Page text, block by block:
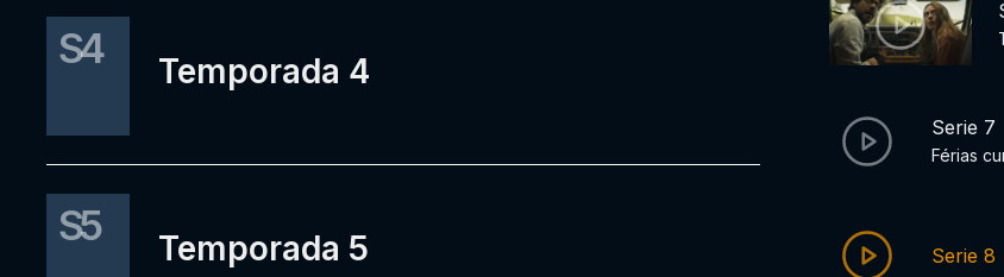
S4 Temporada 4
S5 Temporada 5
Serie 7
Férias
Serie 8